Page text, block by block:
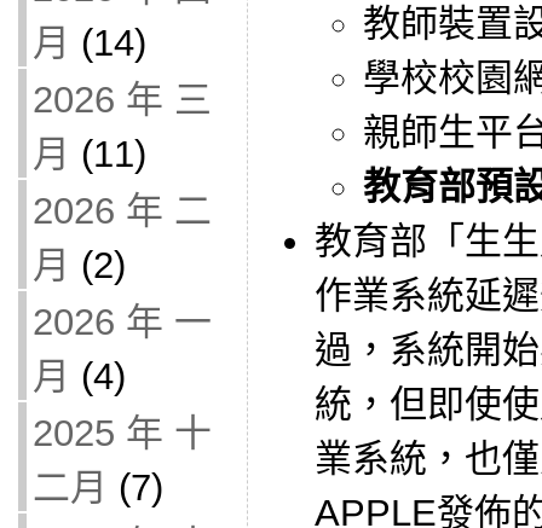
月 (14)
2026 年 三
月 (11)
2026 年 二
月 (2)
2026 年 一
月 (4)
2025 年 十
二月 (7)
教師裝置
學校校園
親師生平
教育部預
教育部「生
作業系統延
過，系統開
統，但即使
業系統，也
APPLE發佈